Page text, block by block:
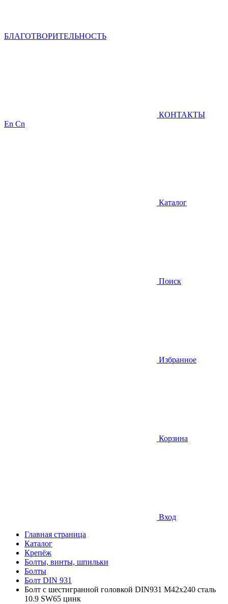
БЛАГОТВОРИТЕЛЬНОСТЬ
КОНТАКТЫ
En Cn
Каталог
Поиск
Избранное
Корзина
Вход
Главная страница
Каталог
Крепёж
Болты, винты, шпильки
Болты
Болт DIN 931
Болт с шестигранной головкой DIN931 М42х240 сталь
10.9 SW65 цинк